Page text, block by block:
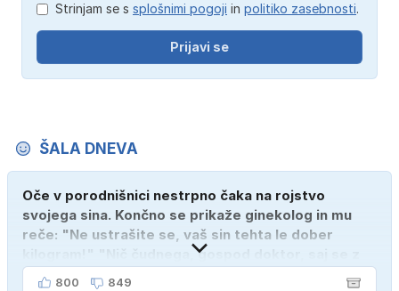
Strinjam se s splošnimi pogoji in politiko zasebnosti.
Prijavi se
ŠALA DNEVA
Oče v porodnišnici nestrpno čaka na rojstvo
svojega sina. Končno se prikaže ginekolog in mu
reče: "Ne ustrašite se, vaš sin tehta le dober
kilogram!" "Nič čudnega, gospod doktor, saj se z
ženo poznava šele tri mesece."
800 849